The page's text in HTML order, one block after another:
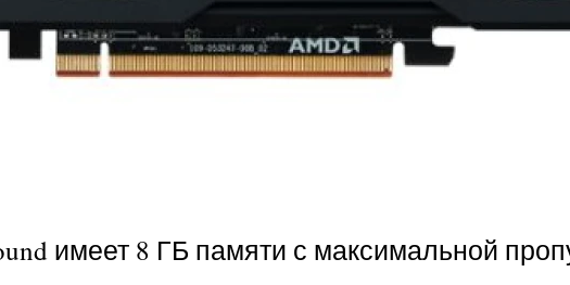
имеет 8 ГБ памяти с максимальной